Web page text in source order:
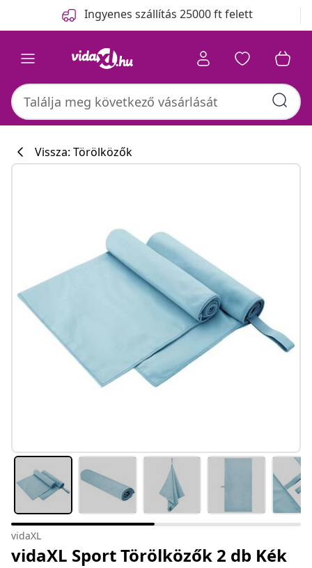
Ingyenes szállítás 25000 ft felett
Vissza: Törölközők
vidaXL
vidaXL Sport Törölközők 2 db Kék